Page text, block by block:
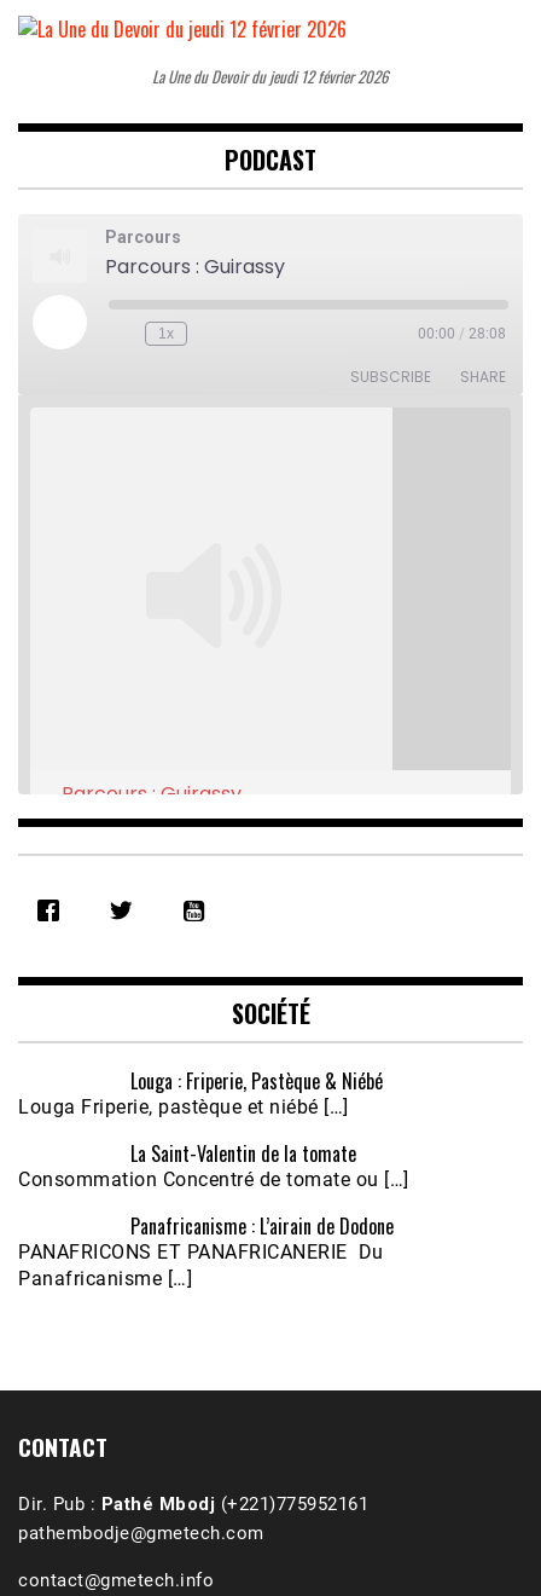
La Une du Devoir du jeudi 12 février 2026
PODCAST
Parcours
Parcours : Guirassy
Play
Episode
Rewind
1x 00:00 / 28:08
SUBSCRIBE SHARE
RSS FEED
EMBED
Parcours : Guirassy
Feb 16, 2021 • 28:08
Écoutez le parcours de Claudiane Kapia
Nobana (Podologue)
Feb 24, 2021 • 28mn
SOCIÉTÉ
Louga : Friperie, Pastèque & Niébé
Louga Friperie, pastèque et niébé […]
La Saint-Valentin de la tomate
Consommation Concentré de tomate ou […]
Panafricanisme : L’airain de Dodone
PANAFRICONS ET PANAFRICANERIE Du
Panafricanisme […]
CONTACT
Dir. Pub : Pathé Mbodj (+221)775952161
pathembodje@gmetech.com
contact@gmetech.info